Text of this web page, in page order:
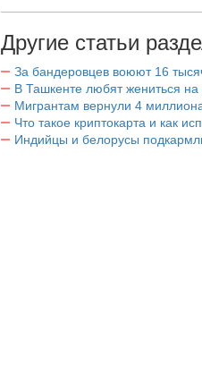
Другие статьи
За бандеровцев воюют 16
В Ташкенте любят жениться на
Мигрантам вернули 4
Что такое криптокарта и как
Индийцы и белорусы